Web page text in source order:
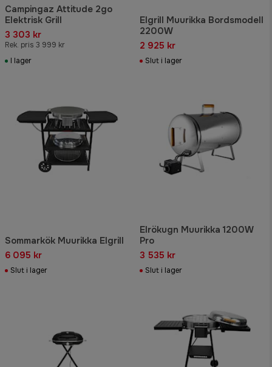
Campingaz Attitude 2go
Elektrisk Grill
3 303 kr
Rek. pris 3 999 kr
I lager
Elgrill Muurikka Bordsmodell
2200W
2 925 kr
Slut i lager
Sommarkök Muurikka Elgrill
6 095 kr
Slut i lager
Elrökugn Muurikka 1200W
Pro
3 535 kr
Slut i lager